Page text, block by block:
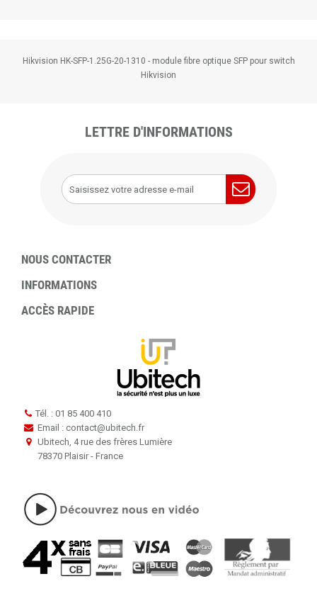
Hikvision HK-SFP-1.25G-20-1310 - module fibre optique SFP pour switch
Hikvision
LETTRE D'INFORMATIONS
NOUS CONTACTER
INFORMATIONS
ACCÈS RAPIDE
Tél. : 01 85 400 410
Email : contact@ubitech.fr
Ubitech, 4 rue des frères Lumière
78370 Plaisir - France